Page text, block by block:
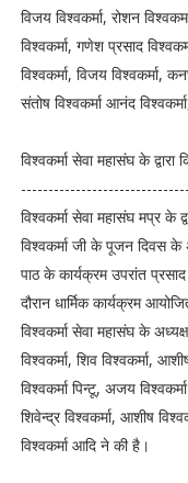
विजय विश्वकर्मा, रोशन
विश्वकर्मा, गणेश प्रसाद
विश्वकर्मा, विजय विश्वकर्मा,
संतोष विश्वकर्मा आनंद
विश्वकर्मा सेवा महासंघ के द्वारा
विश्वकर्मा सेवा महासंघ मप्र के
विश्वकर्मा जी के पूजन दिवस के
पाठ के कार्यक्रम उपरांत
दौरान धार्मिक कार्यक्रम
विश्वकर्मा सेवा महासंघ के
विश्वकर्मा, शिव विश्वकर्मा,
विश्वकर्मा पिन्टू, अजय
शिवेन्द्र विश्वकर्मा, आशीष
विश्वकर्मा आदि ने की है।